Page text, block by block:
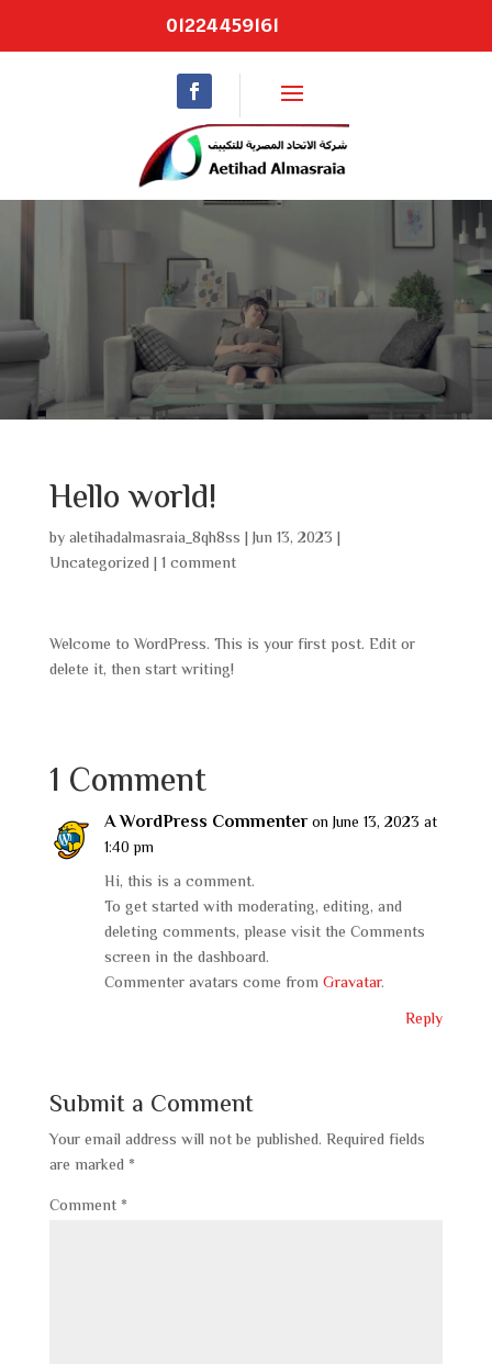
01224459161
Hello world!
byaletihadalmasraia_8qh8ss |Jun 13, 2023 |
Uncategorized | 1 comment
Welcome to WordPress. This is your first post. Edit or
delete it, then start writing!
1 Comment
A WordPress Commenteron June 13, 2023 at
1:40 pm
Hi, this is a comment.
To get started with moderating, editing, and
deleting comments, please visit the Comments
screen in the dashboard.
Commenter avatars come from Gravatar.
Reply
Submit a Comment
Your email address will not be published. Required fields
are marked *
Comment*